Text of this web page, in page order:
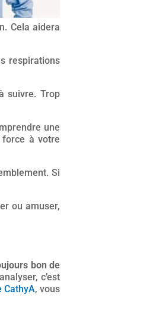
Cela aidera
respirations
suivre. Trop
une
force à votre
Si
ou amuser,
bon de
c’est
CathyA, vous